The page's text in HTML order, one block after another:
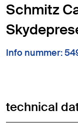
Schmitz
Info nummer:
technical